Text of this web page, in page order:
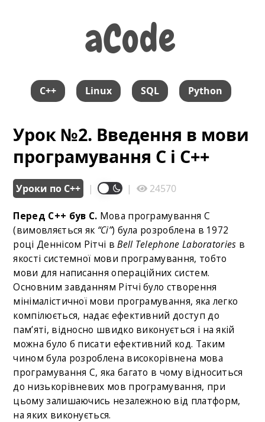
aCode
aCode
C++ Linux SQL Python
Урок №2. Введення в мови
програмування С і С++
Уроки по С++ | | 24570
Перед C++ був C. Мова програмування C
(вимовляється як “Сі”) була розроблена в 1972
році Деннісом Рітчі вBell Telephone Laboratories в
якості системної мови програмування, тобто
мови для написання операційних систем.
Основним завданням Рітчі було створення
мінімалістичної мови програмування, яка легко
компілюється, надає ефективний доступ до
пам’яті, відносно швидко виконується і на якій
можна було б писати ефективний код. Таким
чином була розроблена високорівнена мова
програмування С, яка багато в чому відноситься
до низькорівневих мов програмування, при
цьому залишаючись незалежною від платформ,
на яких виконується.